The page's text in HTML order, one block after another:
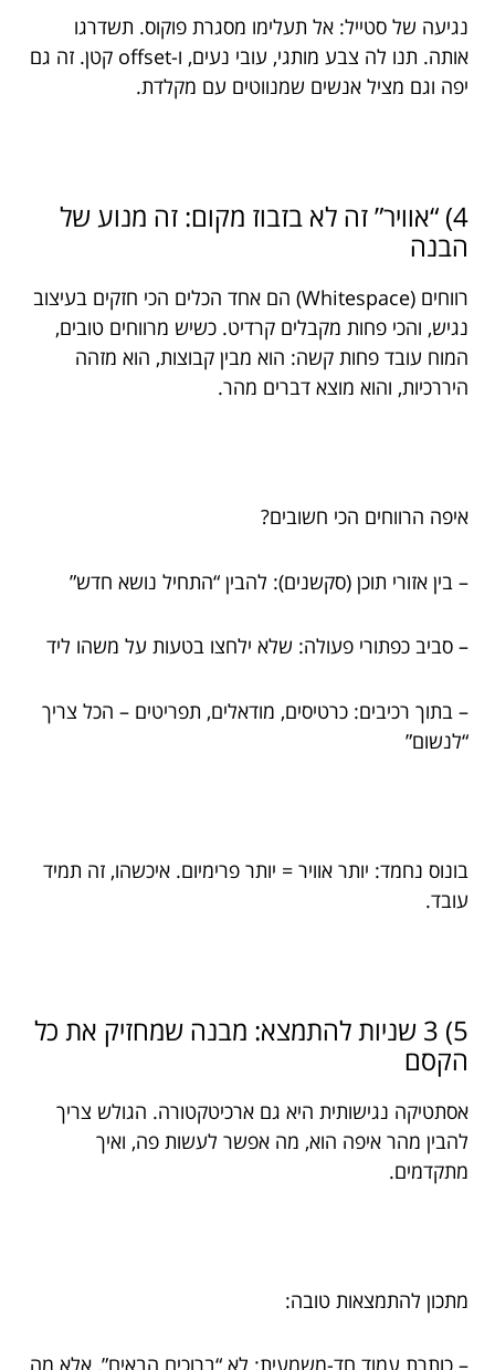
נגיעה של סטייל: אל תעלימו מסגרת פוקוס. תשדרגו
אותה. תנו לה צבע מותגי, עובי נעים, ו-offset קטן. זה גם
יפה וגם מציל אנשים שמנווטים עם מקלדת.
4) “אוויר” זה לא בזבוז מקום: זה מנוע של
הבנה
רווחים (Whitespace) הם אחד הכלים הכי חזקים בעיצוב
נגיש, והכי פחות מקבלים קרדיט. כשיש מרווחים טובים,
המוח עובד פחות קשה: הוא מבין קבוצות, הוא מזהה
היררכיות, והוא מוצא דברים מהר.
איפה הרווחים הכי חשובים?
– בין אזורי תוכן (סקשנים): להבין “התחיל נושא חדש”
– סביב כפתורי פעולה: שלא ילחצו בטעות על משהו ליד
– בתוך רכיבים: כרטיסים, מודאלים, תפריטים – הכל צריך
“לנשום”
בונוס נחמד: יותר אוויר = יותר פרימיום. איכשהו, זה תמיד
עובד.
5) 3 שניות להתמצא: מבנה שמחזיק את כל
הקסם
אסתטיקה נגישותית היא גם ארכיטקטורה. הגולש צריך
להבין מהר איפה הוא, מה אפשר לעשות פה, ואיך
מתקדמים.
מתכון להתמצאות טובה:
– כותרת עמוד חד-משמעית: לא “ברוכים הבאים”, אלא מה